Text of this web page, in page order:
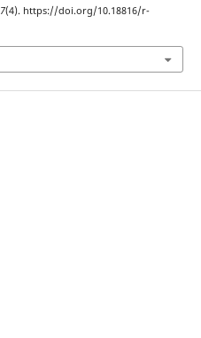
7(4). https://doi.org/10.18816/r-